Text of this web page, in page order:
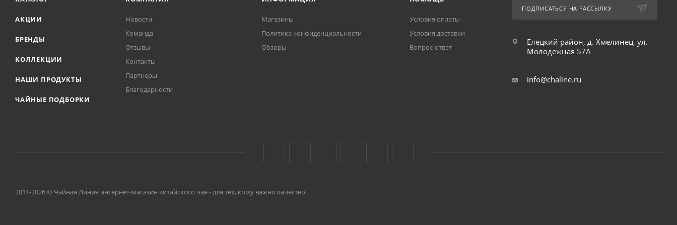
АКЦИИ
БРЕНДЫ
КОЛЛЕКЦИИ
НАШИ ПРОДУКТЫ
ЧАЙНЫЕ ПОДБОРКИ
Новости
Команда
Отзывы
Контакты
Партнеры
Благодарности
Магазины
Политика конфиденциальности
Обзоры
Условия оплаты
Условия доставки
Вопрос-ответ
ПОДПИСАТЬСЯ НА РАССЫЛКУ
Елецкий район, д. Хмелинец, ул.
Молодежная 57А
info@chaline.ru
2011-2026 © Чайная Линия интернет-магазин китайского чая - для тех, кому важно качество